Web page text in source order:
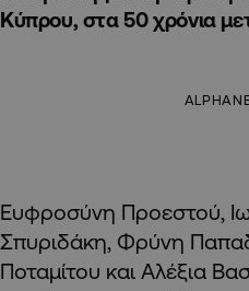
Κύπρου, στα 50 χρόνια
Ευφροσύνη Προεστού,
Σπυριδάκη, Φρύνη
Ποταμίτου και Αλέξια